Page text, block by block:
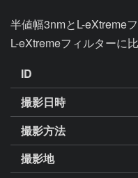
半値幅3nmとL-eXtreme
L-eXtremeフィルターに
ID
撮影日時
撮影方法
撮影地